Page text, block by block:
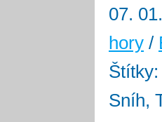
07.
hory /
Sníh,